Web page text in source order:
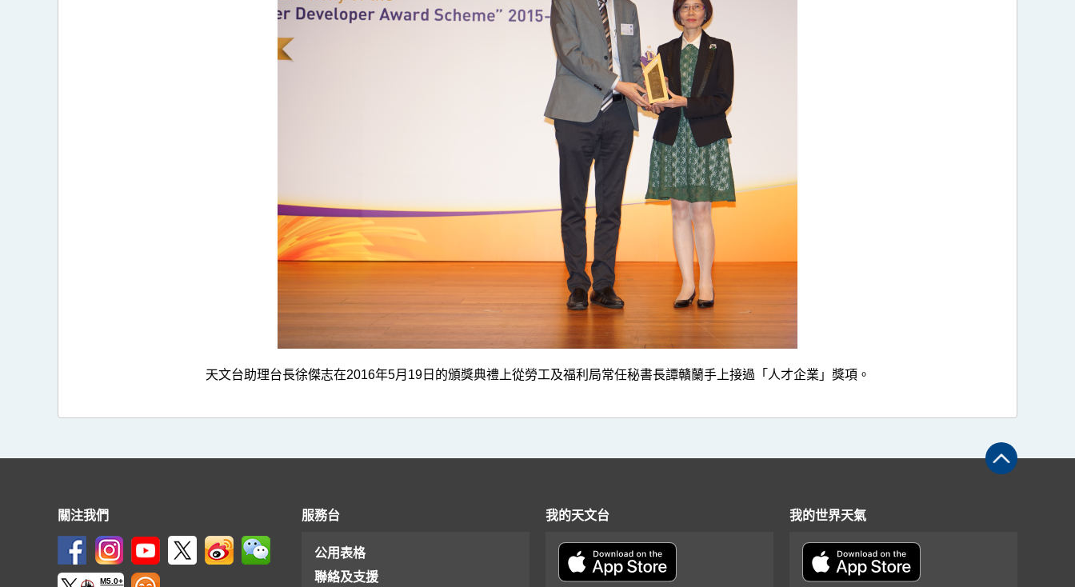
天文台助理台長徐傑志在2016年5月19日的頒獎典禮上從勞工及福利局常任秘書長譚贛蘭手上接過「人才企業」獎項。
關注我們
M5.0+
服務台
公用表格
聯絡及支援
我的天文台 我的世界天氣